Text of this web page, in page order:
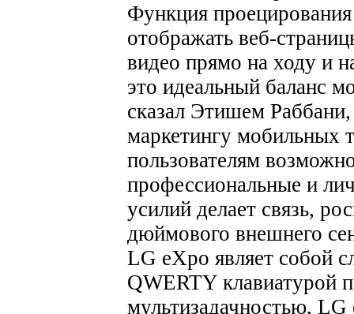
Функция проецирования
отображать веб-
видео прямо на ходу и
это идеальный баланс
сказал Этишем Раббани,
маркетингу мобильных
пользователям
профессиональные и
усилий делает связь,
дюймового внешнего
LG eXpo являет собой
QWERTY клавиатурой
мультизадачностью, LG